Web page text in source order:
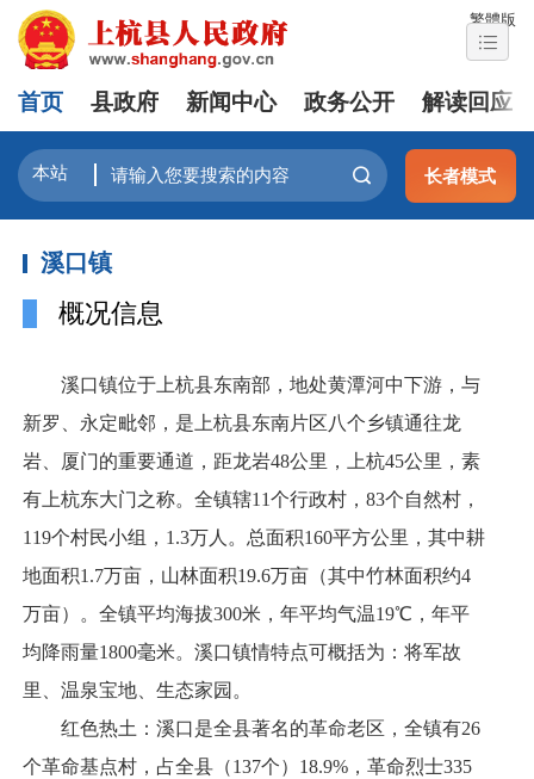
繁體版
首页 县政府 新闻中心 政务公开 解读回应
长者模式
溪口镇
概况信息
溪口镇位于上杭县东南部，地处黄潭河中下游，与
新罗、永定毗邻，是上杭县东南片区八个乡镇通往龙
岩、厦门的重要通道，距龙岩48公里，上杭45公里，素
有上杭东大门之称。全镇辖11个行政村，83个自然村，
119个村民小组，1.3万人。总面积160平方公里，其中耕
地面积1.7万亩，山林面积19.6万亩（其中竹林面积约4
万亩）。全镇平均海拔300米，年平均气温19℃，年平
均降雨量1800毫米。溪口镇情特点可概括为：将军故
里、温泉宝地、生态家园。
红色热土：溪口是全县著名的革命老区，全镇有26
个革命基点村，占全县（137个）18.9%，革命烈士335